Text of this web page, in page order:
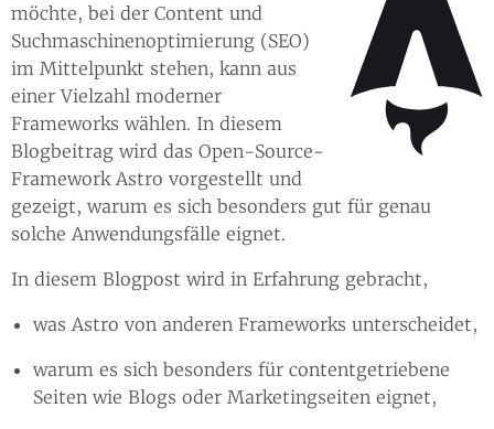
möchte, bei der Content und
Suchmaschinenoptimierung (SEO)
im Mittelpunkt stehen, kann aus
einer Vielzahl moderner
Frameworks wählen. In diesem
Blogbeitrag wird das Open-Source-
Framework Astro vorgestellt und
gezeigt, warum es sich besonders gut für genau
solche Anwendungsfälle eignet.
In diesem Blogpost wird in Erfahrung gebracht,
was Astro von anderen Frameworks unterscheidet,
warum es sich besonders für contentgetriebene
Seiten wie Blogs oder Marketingseiten eignet,